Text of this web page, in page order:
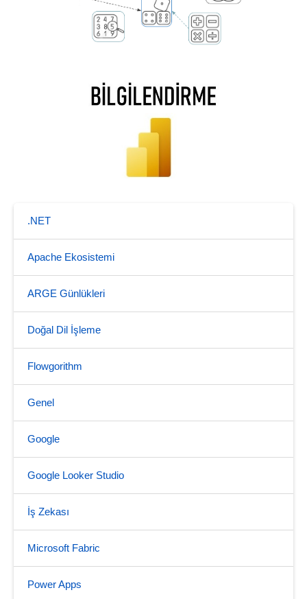
.NET
Apache Ekosistemi
ARGE Günlükleri
Doğal Dil İşleme
Flowgorithm
Genel
Google
Google Looker Studio
İş Zekası
Microsoft Fabric
Power Apps